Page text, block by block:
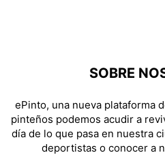
SOBRE
ePinto, una nueva plataforma
pinteños podemos acudir a
día de lo que pasa en nuestra
deportistas o conocer a